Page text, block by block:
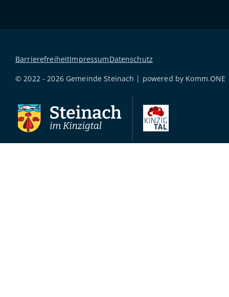
BarrierefreiheitImpressumDatenschutz
© 2022 - 2026 Gemeinde Steinach | powered by Komm.ONE